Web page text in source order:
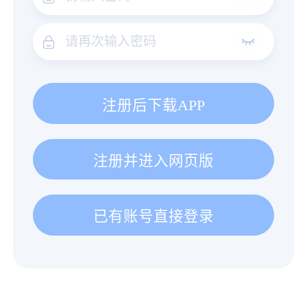
注册后下载APP
注册并进入网页版
已有账号直接登录